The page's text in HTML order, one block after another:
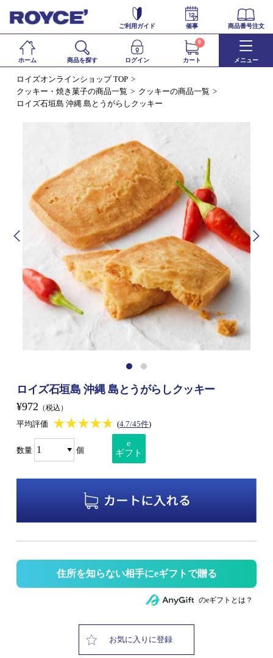
ご利用ガイド 催事 商品番号注文
ホーム 商品を探す ログイン カート
0
メニュー
ロイズオンラインショップ TOP
クッキー・焼き菓子の商品一覧
クッキーの商品一覧
ロイズ石垣島 沖縄 島とうがらしクッキー
ロイズ石垣島 沖縄 島とうがらしクッキー
¥972 （税込）
平均評価 ★★★★★
★★★★★ (4.7/45件)
数量 個
e
ギフト
住所を知らない相手にeギフトで贈る
のeギフトとは？
お気に入りに登録